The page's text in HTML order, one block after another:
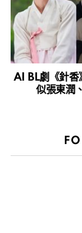
AI BL劇《針香
似張東潤